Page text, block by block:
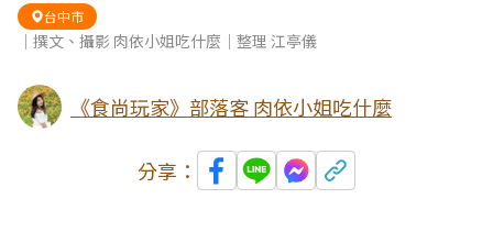
台中市
｜撰文、攝影 肉依小姐吃什麼｜整理 江亭儀
《食尚玩家》部落客 肉依小姐吃什麼
分享：